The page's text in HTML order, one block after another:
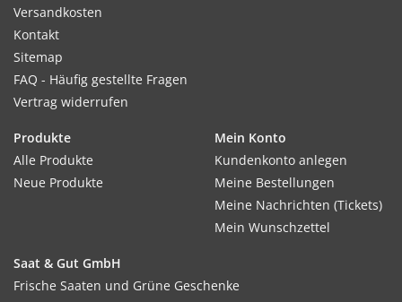
Versandkosten
Kontakt
Sitemap
FAQ - Häufig gestellte Fragen
Vertrag widerrufen
Produkte
Alle Produkte
Neue Produkte
Mein Konto
Kundenkonto anlegen
Meine Bestellungen
Meine Nachrichten (Tickets)
Mein Wunschzettel
Saat & Gut GmbH
Frische Saaten und Grüne Geschenke